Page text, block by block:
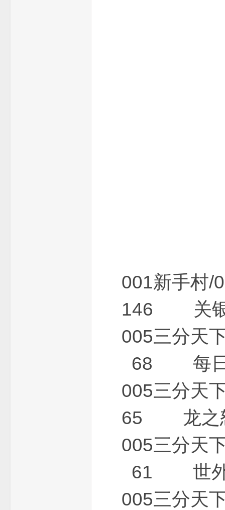
001新
146 关
005三
68 每
005三
65 龙
005三
61 世
005三